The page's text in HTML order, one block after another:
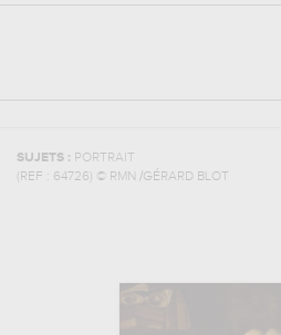
SUJETS : PORTRAIT
(REF : 64726) © RMN /GÉRARD BLOT